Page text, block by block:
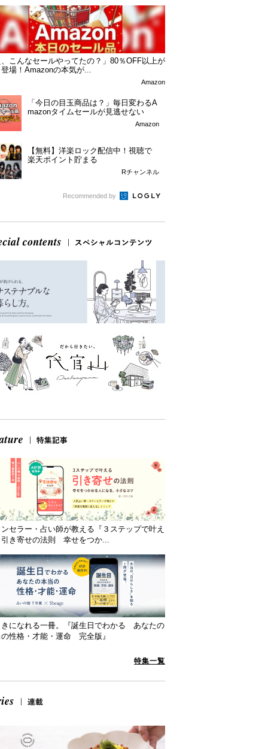
こんなセールやってたの？」80％OFF以上が
場！Amazonの本気が...
Amazon
「今日の目玉商品は？」毎日変わるA
mazonタイムセールが見逃せない
Amazon
【無料】洋楽ロック配信中！視聴で
楽天ポイント貯まる
Rチャンネル
Recommended by
セラー・占い師が教える『３ステップで叶え
き寄せの法則 幸せをつか...
きになれる一冊。『誕生日でわかる あなたの
性格・才能・運命 完全版』
特集一覧